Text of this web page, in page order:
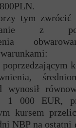
tym zwrócić
z
wynosił
1 000 EUR,
kursem
NBP na ostatni